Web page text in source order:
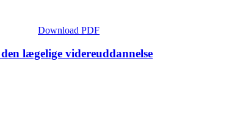
Download PDF
lægelige videre­uddannelse